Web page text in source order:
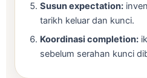
Susun expectation:
tarikh keluar dan kunci.
Koordinasi completion:
sebelum serahan kunci